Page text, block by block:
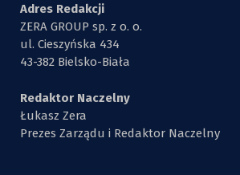
Adres Redakcji
ZERA GROUP sp. z o. o.
ul. Cieszyńska 434
43-382 Bielsko-Biała
Redaktor Naczelny
Łukasz Zera
Prezes Zarządu i Redaktor Naczelny